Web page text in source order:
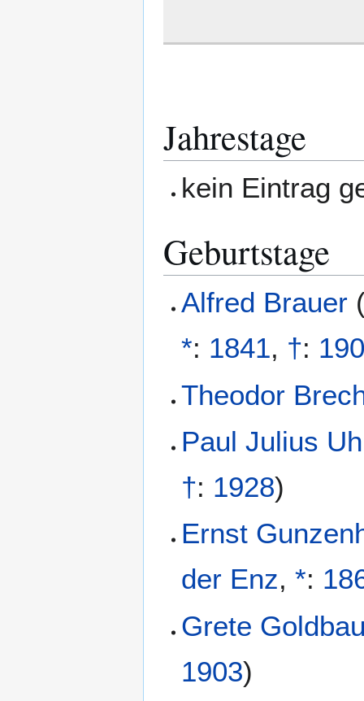
Jahrestage
kein Eintrag
Geburtstage
Alfred Brauer
*: 1841, †:
Theodor
Paul Julius
†: 1928)
Ernst
der Enz,*:
Grete
1903)